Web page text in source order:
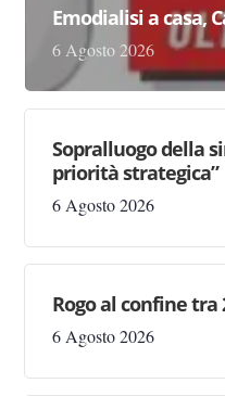
Emodialisi a casa,
6 Agosto 2026
Sopralluogo della
priorità strategica”
6 Agosto 2026
Rogo al confine tra
6 Agosto 2026